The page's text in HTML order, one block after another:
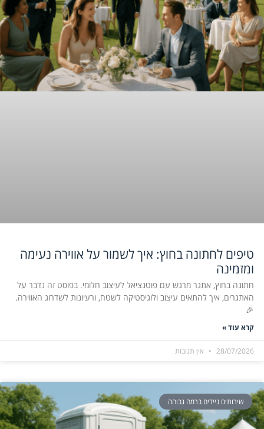
טיפים לחתונה בחוץ: איך לשמור על אווירה נעימה
ומזמינה
חתונה בחוץ, אתגר מרגש עם פוטנציאל לעיצוב חלומי. בפוסט זה נדבר על
האתגרים, איך להתאים עיצוב ולוגיסטיקה לשטח, ורעיונות לשדרוג האווירה.
🎉
קרא עוד »
28/07/2026 אין תגובות
שירותים ניידים ברמה גבוהה